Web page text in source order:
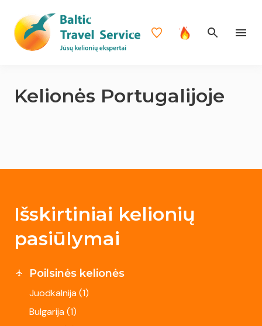
Kelionės Portugalijoje
Išskirtiniai kelionių
pasiūlymai
Poilsinės kelionės
Juodkalnija (1)
Bulgarija (1)